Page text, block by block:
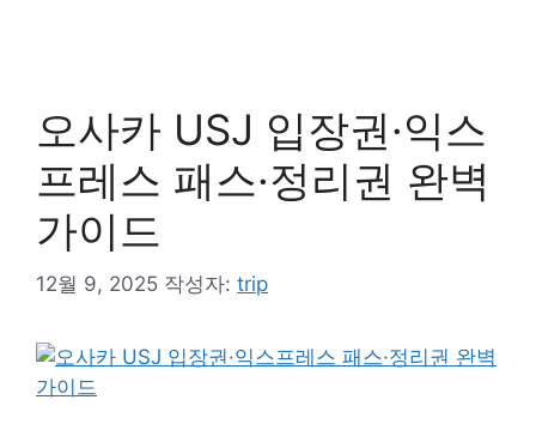
오사카 USJ 입장권·익스
프레스 패스·정리권 완벽
가이드
12월 9, 2025 작성자: trip